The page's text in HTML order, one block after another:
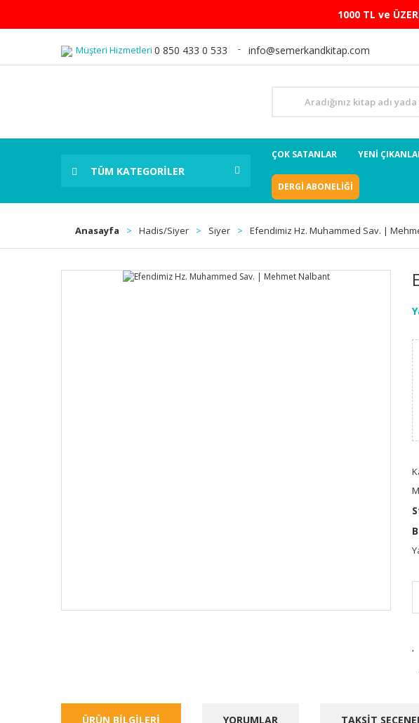
1000 TL ve
Müşteri Hizmetleri 0 850 433 0 533 info@semerkandkitap.com
TÜM KATEGORİLER
ÇOK SATANLAR YENİ
DERGİ ABONELİĞİ
Anasayfa Hadis/Siyer Siyer Efendimiz Hz. Muhammed Sav. |
ÜRÜN BİLGİLERİ YORUMLAR TAKSİT